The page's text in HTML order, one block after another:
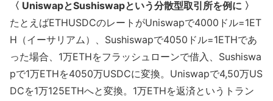
〈 UniswapとSushiswapという分散型取引所を例に 〉
たとえばETHUSDCのレートがUniswapで4000ドル=1ET
H（イーサリアム）、Sushiswapで4050ドル=1ETHであ
った場合、1万ETHをフラッシュローンで借入、Sushiswa
pで1万ETHを4050万USDCに変換。Uniswapで4,50万US
DCを1万125ETHへと変換。1万ETHを返済というトラン